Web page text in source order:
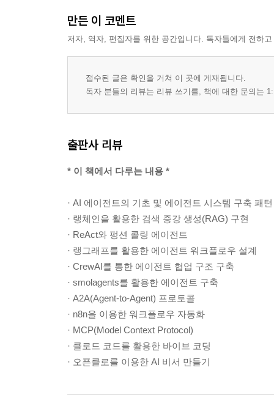
만든 이 코멘트
저자, 역자, 편집자를 위한 공간입니다. 독자들에게 전하
접수된 글은 확인을 거쳐 이 곳에 게재됩니다.
독자 분들의 리뷰는 리뷰 쓰기를, 책에 대한 문의는
출판사 리뷰
* 이 책에서 다루는 내용 *
· AI 에이전트의 기초 및 에이전트 시스템 구축 패턴
· 랭체인을 활용한 검색 증강 생성(RAG) 구현
· ReAct와 펑션 콜링 에이전트
· 랭그래프를 활용한 에이전트 워크플로우 설계
· CrewAI를 통한 에이전트 협업 구조 구축
· smolagents를 활용한 에이전트 구축
· A2A(Agent-to-Agent) 프로토콜
· n8n을 이용한 워크플로우 자동화
· MCP(Model Context Protocol)
· 클로드 코드를 활용한 바이브 코딩
· 오픈클로를 이용한 AI 비서 만들기